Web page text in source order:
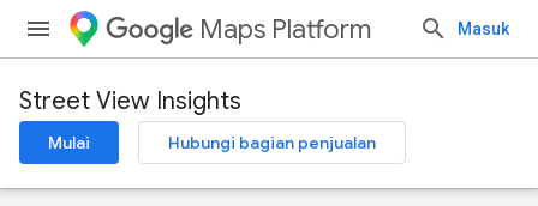
Maps Platform Masuk
Street View Insights
Mulai Hubungi bagian penjualan